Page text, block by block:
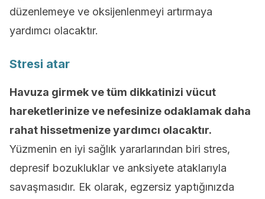
düzenlemeye ve oksijenlenmeyi artırmaya
yardımcı olacaktır.
Stresi atar
Havuza girmek ve tüm dikkatinizi vücut
hareketlerinize ve nefesinize odaklamak daha
rahat hissetmenize yardımcı olacaktır.
Yüzmenin en iyi sağlık yararlarından biri stres,
depresif bozukluklar ve anksiyete ataklarıyla
savaşmasıdır. Ek olarak, egzersiz yaptığınızda